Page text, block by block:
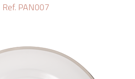
Ref. PAN007